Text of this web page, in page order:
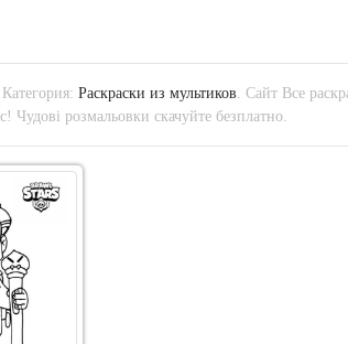
Раскраски из мультиков . Сайт Все
розмальовки скачуйте безплатно.